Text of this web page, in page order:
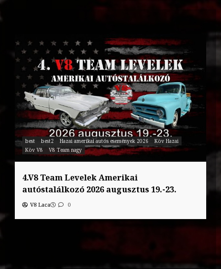
best best2 Hazai amerikai autós események 2026
Köv Hazai
Köv V8
V8 Team nagy
4.V8 Team Levelek Amerikai
autóstalálkozó 2026 augusztus 19.-23.
V8 Laca 0